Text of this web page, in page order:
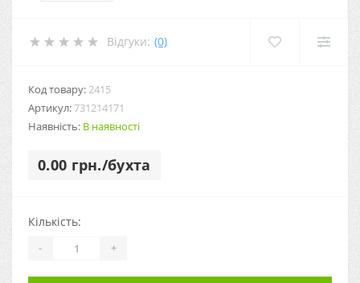
Відгуки: (0)
Код товару:2415
Артикул:731214171
Наявність: В наявності
0.00 грн./бухта
Кількість:
- +